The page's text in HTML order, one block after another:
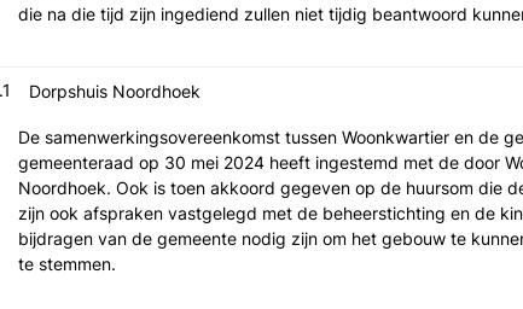
die na die tijd zijn ingediend zullen niet tijdig beantwoord
Dorpshuis Noordhoek
De samenwerkingsovereenkomst tussen Woonkwartier en de
gemeenteraad op 30 mei 2024 heeft ingestemd met de door
Noordhoek. Ook is toen akkoord gegeven op de huursom die
zijn ook afspraken vastgelegd met de beheerstichting en de
bijdragen van de gemeente nodig zijn om het gebouw te
te stemmen.